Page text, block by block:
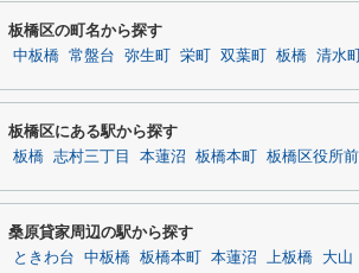
板橋区の町名から探す
中板橋 常盤台 弥生町 栄町 双葉町 板橋 清水町
板橋区にある駅から探す
板橋 志村三丁目 本蓮沼 板橋本町 板橋区役所前
桑原貸家周辺の駅から探す
ときわ台 中板橋 板橋本町 本蓮沼 上板橋 大山